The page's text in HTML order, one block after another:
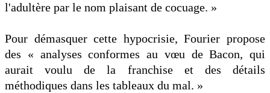
l'adultère par le nom plaisant de cocuage. »
Pour démasquer cette hypocrisie, Fourier propose
des « analyses conformes au vœu de Bacon, qui
aurait voulu de la franchise et des détails
méthodiques dans les tableaux du mal. »